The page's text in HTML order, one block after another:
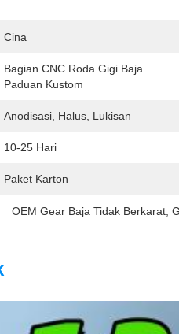
Cina
Bagian CNC Roda Gigi Baja
Paduan Kustom
Anodisasi, Halus, Lukisan
10-25 Hari
Paket Karton
OEM Gear Baja Tidak Berkarat,